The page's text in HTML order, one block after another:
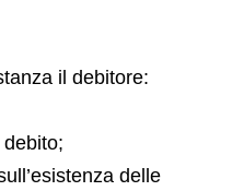
il debitore:
delle